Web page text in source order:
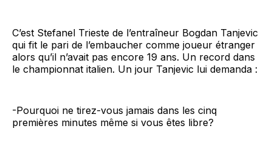
C’est Stefanel Trieste de l’entraîneur Bogdan Tanjevic
qui fit le pari de l’embaucher comme joueur étranger
alors qu’il n’avait pas encore 19 ans. Un record dans
le championnat italien. Un jour Tanjevic lui demanda :
-Pourquoi ne tirez-vous jamais dans les cinq
premières minutes même si vous êtes libre?